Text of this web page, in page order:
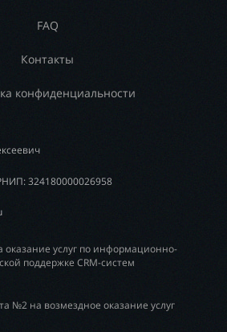
FAQ
Контакты
конфиденциальности
324180000026958
услуг по информационно-
поддержке CRM-систем
№2 на возмездное оказание услуг